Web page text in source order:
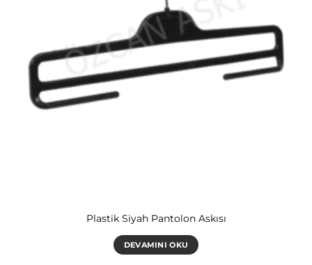
Plastik Siyah Pantolon Askısı
DEVAMINI OKU